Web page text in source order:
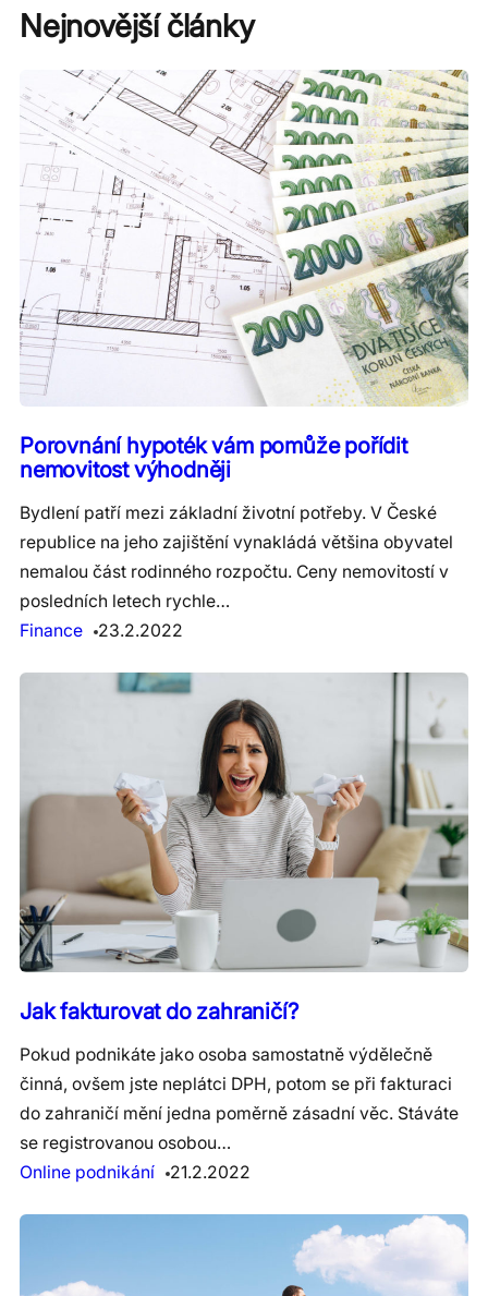
Nejnovější články
Porovnání hypoték vám pomůže pořídit
nemovitost výhodněji
Bydlení patří mezi základní životní potřeby. V České
republice na jeho zajištění vynakládá většina obyvatel
nemalou část rodinného rozpočtu. Ceny nemovitostí v
posledních letech rychle…
Finance
23.2.2022
Jak fakturovat do zahraničí?
Pokud podnikáte jako osoba samostatně výdělečně
činná, ovšem jste neplátci DPH, potom se při fakturaci
do zahraničí mění jedna poměrně zásadní věc. Stáváte
se registrovanou osobou…
Online podnikání
21.2.2022